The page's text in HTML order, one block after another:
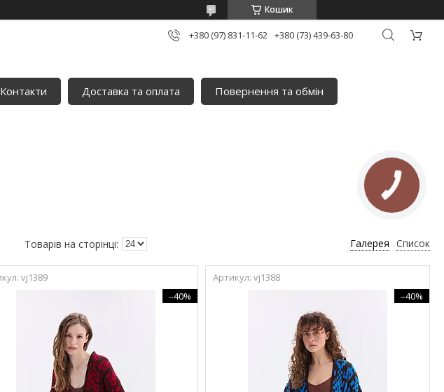
Кошик
+380 (97) 831-11-62 +380 (73) 439-63-80
Контакти Доставка та оплата
Повернення та обмін
Галерея Список
vj1389
–40%
vj1388
–40%